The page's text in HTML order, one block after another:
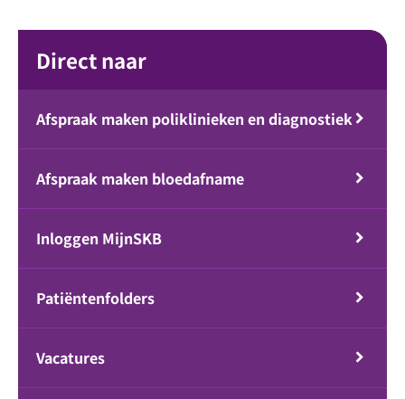
Direct naar
Afspraak maken poliklinieken en diagnostiek
Afspraak maken bloedafname
Inloggen MijnSKB
Patiëntenfolders
Vacatures